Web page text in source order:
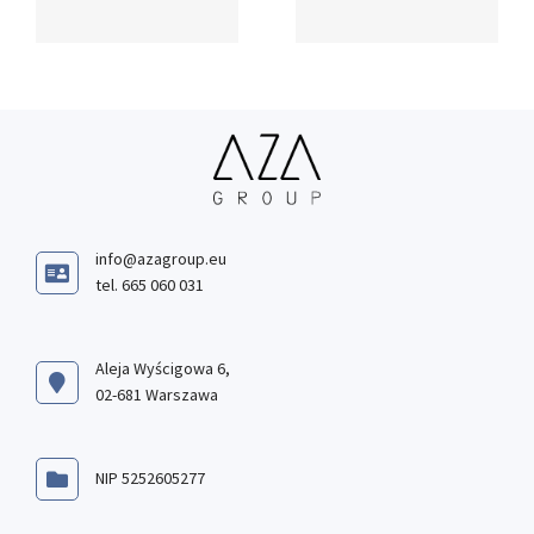
info@azagroup.eu
tel. 665 060 031
Aleja Wyścigowa 6,
02-681 Warszawa
NIP 5252605277